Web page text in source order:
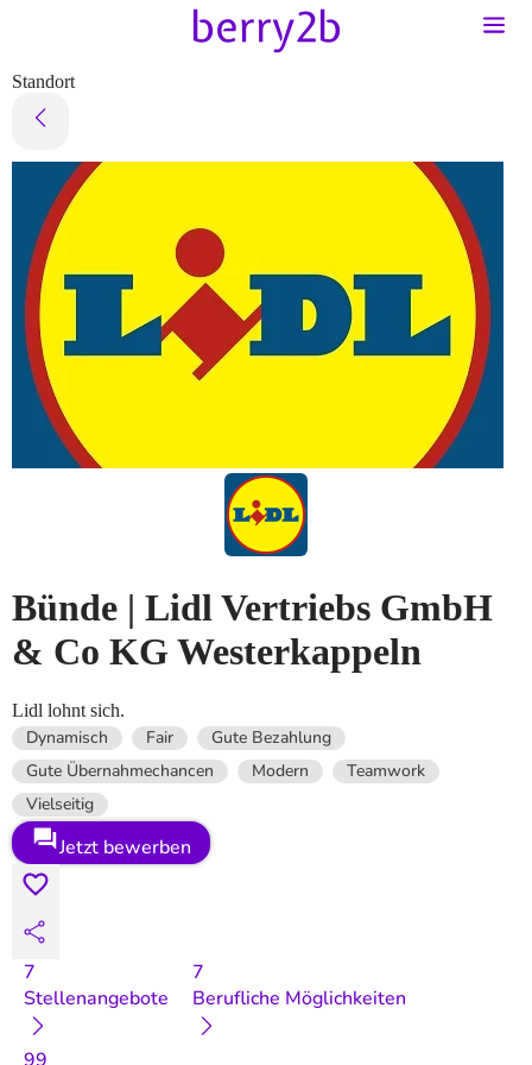
Standort
Bünde | Lidl Vertriebs GmbH
& Co KG Westerkappeln
Lidl lohnt sich.
Dynamisch Fair
Gute Bezahlung
Gute Übernahmechancen
Modern
Teamwork
Vielseitig
Jetzt bewerben
7
Stellenangebote
7
Berufliche Möglichkeiten